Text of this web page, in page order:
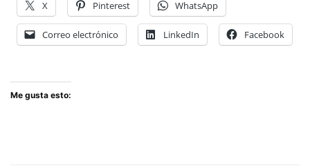
X Pinterest WhatsApp
Correo electrónico LinkedIn Facebook
Me gusta esto: